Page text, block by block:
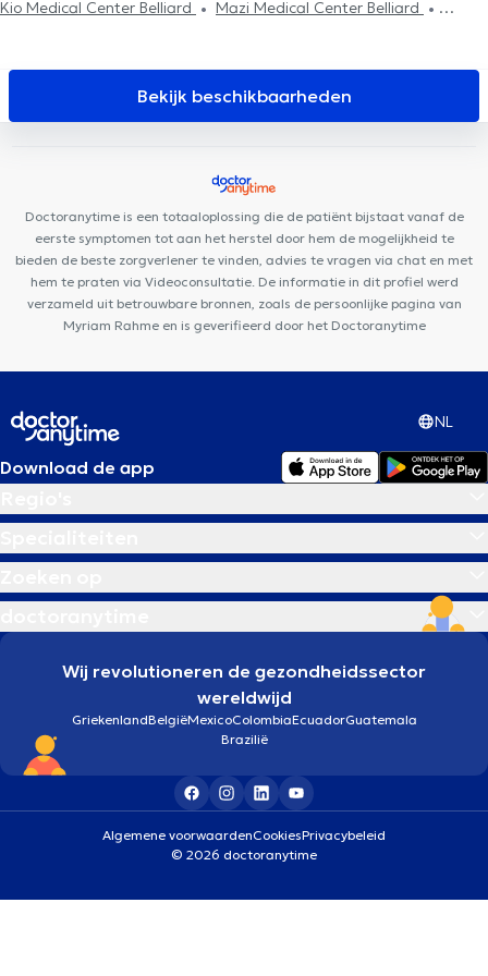
Kio Medical Center Belliard
Mazi Medical Center Belliard
La Maison PsyCol Brussels Dental
Park Leopold
European Skin Clinic
Stay Strong Ixelles
Centre de Kinésithérapie Berlemont
Cordelia Lossy
Bekijk beschikbaarheden
Doctoranytime is een totaaloplossing die de patiënt bijstaat vanaf de
eerste symptomen tot aan het herstel door hem de mogelijkheid te
bieden de beste zorgverlener te vinden, advies te vragen via chat en met
hem te praten via Videoconsultatie. De informatie in dit profiel werd
verzameld uit betrouwbare bronnen, zoals de persoonlijke pagina van
Myriam Rahme en is geverifieerd door het Doctoranytime
NL
Download de app
Wij revolutioneren de gezondheidssector
wereldwijd
GriekenlandBelgiëMexicoColombiaEcuadorGuatemala
Brazilië
Algemene voorwaardenCookiesPrivacybeleid
© 2026 doctoranytime